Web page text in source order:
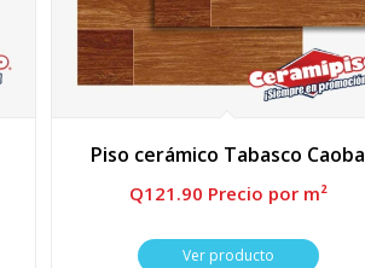
Piso cerámico Tabasco Caoba
Q121.90 Precio por m²
Ver producto